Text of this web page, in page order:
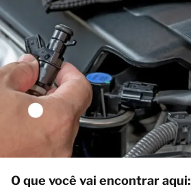
O que você vai encontrar aqui: